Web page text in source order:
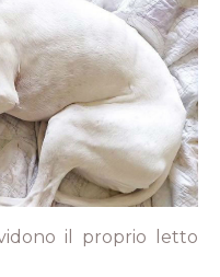
il proprio letto